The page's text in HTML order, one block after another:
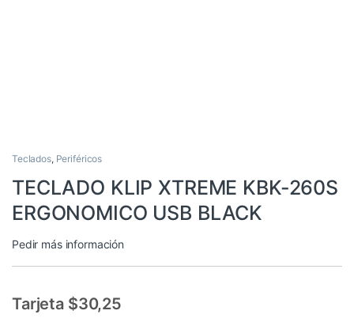
Teclados, Periféricos
TECLADO KLIP XTREME KBK-260S
ERGONOMICO USB BLACK
Pedir más información
Tarjeta $30,25